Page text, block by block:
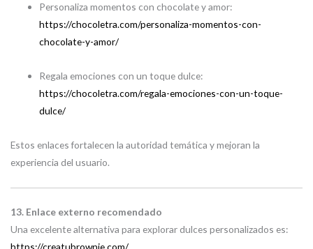
Personaliza momentos con chocolate y amor:
https://chocoletra.com/personaliza-momentos-con-
chocolate-y-amor/
Regala emociones con un toque dulce:
https://chocoletra.com/regala-emociones-con-un-toque-
dulce/
Estos enlaces fortalecen la autoridad temática y mejoran la
experiencia del usuario.
13. Enlace externo recomendado
Una excelente alternativa para explorar dulces personalizados es:
https://creatubrownie.com/